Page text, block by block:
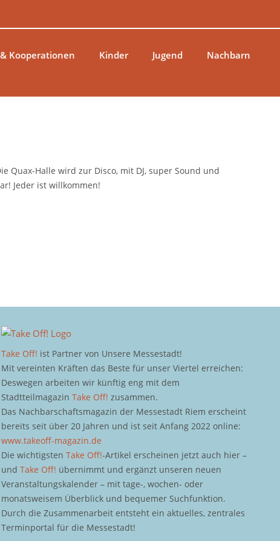
Kooperationen Kinder Jugend Nachbarn
Quax-Halle wird zur Disco, mit DJ, super Sound und
Jeder ist willkommen!
Take Off! ist Partner von Unsere Messestadt!
Mit vereinten Kräften das Beste für unser Viertel erreichen:
Deswegen arbeiten wir künftig eng mit dem
StadtteilmagazinTake Off! zusammen.
Das Nachbarschaftsmagazin der Messestadt Riem erscheint
bereits seit über 20 Jahren und ist seit Anfang 2022 online:
www.takeoff-magazin.de
Die wichtigstenTake Off!-Artikel erscheinen jetzt auch hier –
undTake Off! übernimmt und ergänzt unseren neuen
Veranstaltungskalender – mit tage-, wochen- oder
monatsweisem Überblick und bequemer Suchfunktion.
Durch die Zusammenarbeit entsteht ein aktuelles, zentrales
Terminportal für die Messestadt!